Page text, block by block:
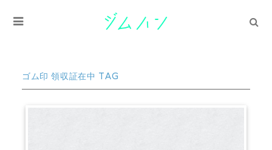
ゴム印 領収証在中 TAG